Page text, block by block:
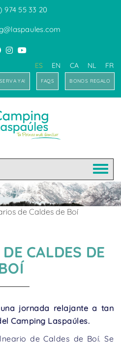
974 55 33 20
ES EN CA NL FR
YA! FAQS BONOS REGALO
de Caldes de Boí
CALDES DE
jornada relajante a tan
Camping Laspaúles.
de Caldes de Boí. Se